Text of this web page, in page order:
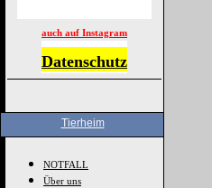
auch auf Instagram
Datenschutz
Tierheim
NOTFALL
Über uns